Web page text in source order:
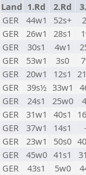
Land 1.Rd 2.Rd
GER 44w1 52s+
GER 26w1 28s1
GER 30s1 4w1
GER 53w1 3s0
GER 20w1 12s1
GER 39s½ 33w1
GER 24s1 25w0
GER 31w1 40s1
GER 37w1 14s1
GER 23w1 50s0
GER 45w0 41s1
GER 43s1 5w0